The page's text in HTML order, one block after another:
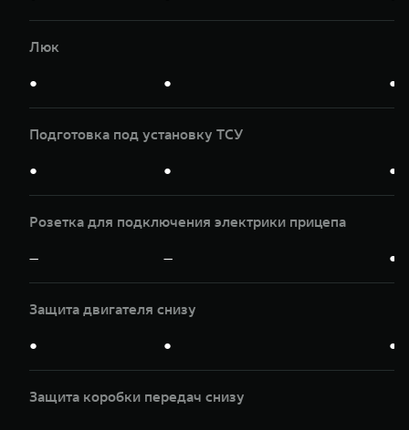
Люк
● ● ●
Подготовка под установку ТСУ
● ● ●
Розетка для подключения электрики прицепа
— — ●
Защита двигателя снизу
● ● ●
Защита коробки передач снизу